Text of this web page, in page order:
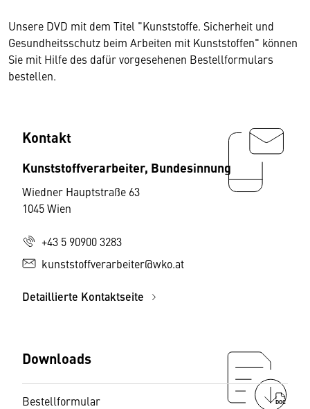
Unsere DVD mit dem Titel "Kunststoffe. Sicherheit und
Gesundheitsschutz beim Arbeiten mit Kunststoffen" können
Sie mit Hilfe des dafür vorgesehenen Bestellformulars
bestellen.
Kontakt
Kunststoffverarbeiter, Bundesinnung
Wiedner Hauptstraße 63
1045 Wien
+43 5 90900 3283
kunststoffverarbeiter@wko.at
Detaillierte Kontaktseite
Downloads
Bestellformular DOC